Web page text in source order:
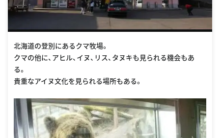
北海道の登別にあるクマ牧場。
クマの他に、アヒル、イヌ、リス、タヌキも見られる機会もあ
る。
貴重なアイヌ文化を見られる場所もある。